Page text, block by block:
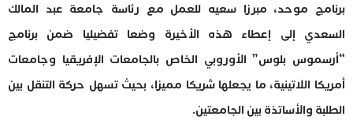
برنامج موحد، مبرزا سعيه للعمل مع رئاسة جامعة عبد المالك
السعدي إلى إعطاء هذه الأخيرة وضعا تفضيليا ضمن برنامج
“أرسموس بلوس” الأوروبي الخاص بالجامعات الإفريقيا وجامعات
أمريكا اللاتينية، ما يجعلها شريكا مميزا، بحيث تسهل حركة التنقل بين
الطلبة والأساتذة بين الجامعتين.